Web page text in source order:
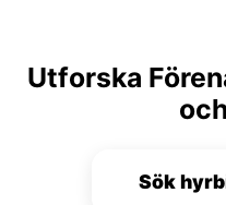
Utforska
Sök